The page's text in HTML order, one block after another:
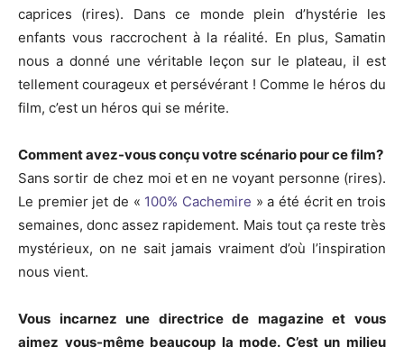
caprices (rires). Dans ce monde plein d’hystérie les
enfants vous raccrochent à la réalité. En plus, Samatin
nous a donné une véritable leçon sur le plateau, il est
tellement courageux et persévérant ! Comme le héros du
film, c’est un héros qui se mérite.
Comment avez-vous conçu votre scénario pour ce film?
Sans sortir de chez moi et en ne voyant personne (rires).
Le premier jet de « 100% Cachemire » a été écrit en trois
semaines, donc assez rapidement. Mais tout ça reste très
mystérieux, on ne sait jamais vraiment d’où l’inspiration
nous vient.
Vous incarnez une directrice de magazine et vous
aimez vous-même beaucoup la mode. C’est un milieu